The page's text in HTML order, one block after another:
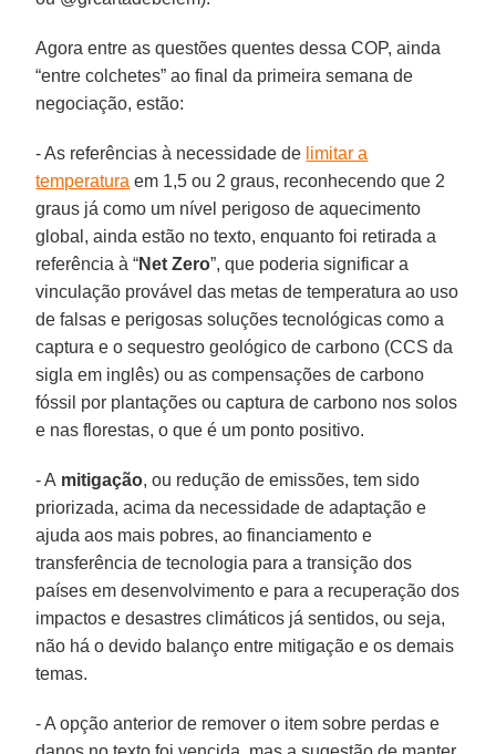
Agora entre as questões quentes dessa COP, ainda
“entre colchetes” ao final da primeira semana de
negociação, estão:
- As referências à necessidade de limitar a
temperatura em 1,5 ou 2 graus, reconhecendo que 2
graus já como um nível perigoso de aquecimento
global, ainda estão no texto, enquanto foi retirada a
referência à “Net Zero”, que poderia significar a
vinculação provável das metas de temperatura ao uso
de falsas e perigosas soluções tecnológicas como a
captura e o sequestro geológico de carbono (CCS da
sigla em inglês) ou as compensações de carbono
fóssil por plantações ou captura de carbono nos solos
e nas florestas, o que é um ponto positivo.
- A mitigação, ou redução de emissões, tem sido
priorizada, acima da necessidade de adaptação e
ajuda aos mais pobres, ao financiamento e
transferência de tecnologia para a transição dos
países em desenvolvimento e para a recuperação dos
impactos e desastres climáticos já sentidos, ou seja,
não há o devido balanço entre mitigação e os demais
temas.
- A opção anterior de remover o item sobre perdas e